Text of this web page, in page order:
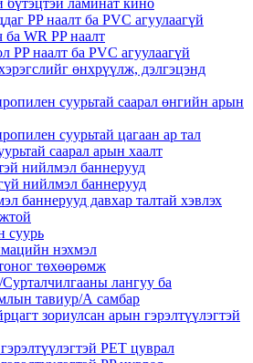
PP наалт ба PVC агуулаагүй
ба WR PP наалт
PP наалт ба PVC агуулаагүй
өнхрүүлж, дэлгэцэнд
суурьтай саарал өнгийн арын
суурьтай цагаан ар тал
саарал арын хаалт
нийлмэл баннерууд
нийлмэл баннерууд
баннерууд давхар талтай хэвлэх
суурь
нэхмэл
төхөөрөмж
лангуу ба
тавиур/А самбар
зориулсан арын гэрэлтүүлэгтэй
PET цуврал